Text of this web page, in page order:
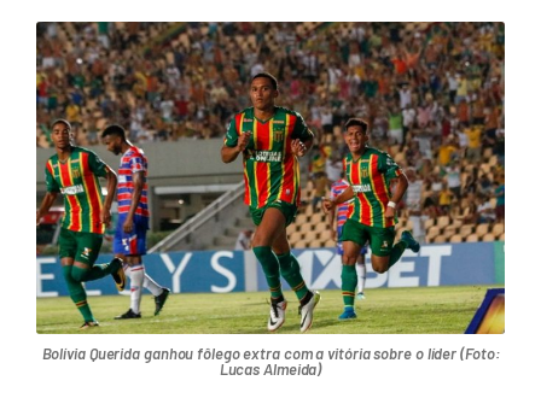
Bolívia Querida ganhou fôlego extra com a vitória sobre o líder (Foto:
Lucas Almeida)